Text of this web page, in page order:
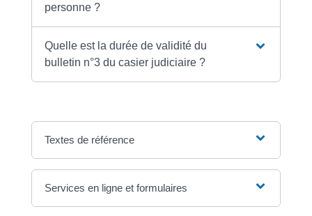
personne ?
Quelle est la durée de validité du
bulletin n°3 du casier judiciaire ?
Textes de référence
Services en ligne et formulaires